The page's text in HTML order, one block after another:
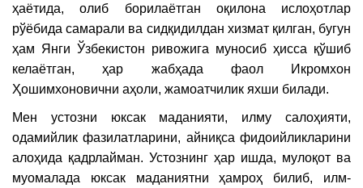
ҳаётида, олиб борилаётган оқилона ислоҳотлар
рўёбида самарали ва сидқидилдан хизмат қилган, бугун
ҳам Янги Ўзбекистон ривожига муносиб ҳисса қўшиб
келаётган, ҳар жабҳада фаол Икромхон
Ҳошимхоновични аҳоли, жамоатчилик яхши билади.
Мен устозни юксак маданияти, илму салоҳияти,
одамийлик фазилатларини, айниқса фидоийликларини
алоҳида қадрлайман. Устознинг ҳар ишда, мулоқот ва
муомалада юксак маданиятни ҳамроҳ билиб, илм-